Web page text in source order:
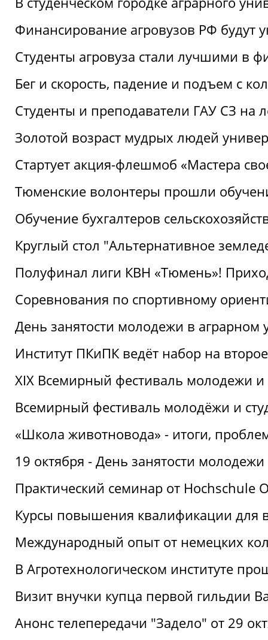
Финансирование агровузов РФ будут
Студенты агровуза стали лучшими в
Бег и скорость, падение и подъем с
Студенты и преподаватели ГАУ СЗ
Золотой возраст мудрых людей
Стартует акция-флешмоб «Мастера
Тюменские волонтеры прошли
Обучение бухгалтеров
Круглый стол "Альтернативное
Полуфинал лиги КВН «Тюмень»!
Соревнования по спортивному
День занятости молодежи в аграрном
Институт ПКиПК ведёт набор на
XIX Всемирный фестиваль молодежи
Всемирный фестиваль молодёжи и
«Школа животновода» - итоги,
19 октября - День занятости молодежи
Практический семинар от Hochschule
Курсы повышения квалификации для
Международный опыт от немецких
В Агротехнологическом институте
Визит внучки купца первой гильдии
Анонс телепередачи "Задело" от 29